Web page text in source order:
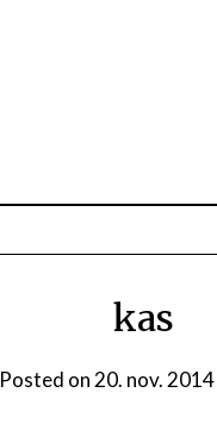
kas
Posted on 20. nov. 2014